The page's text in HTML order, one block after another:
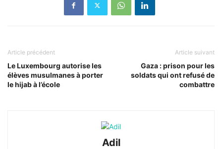
Article précédent
Le Luxembourg autorise les
élèves musulmanes à porter
le hijab à l’école
Article suivant
Gaza : prison pour les
soldats qui ont refusé de
combattre
Adil